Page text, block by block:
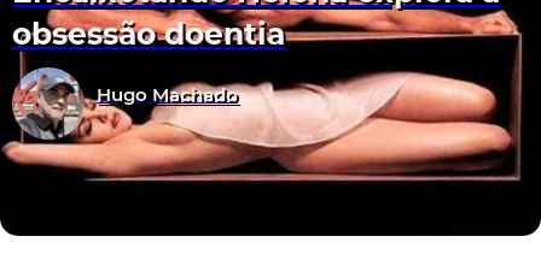
obsessão doentia
Hugo Machado